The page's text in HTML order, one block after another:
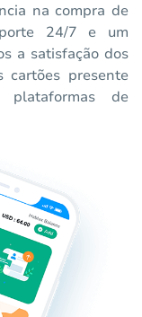
na compra de
24/7 e um
a satisfação dos
cartões presente
de